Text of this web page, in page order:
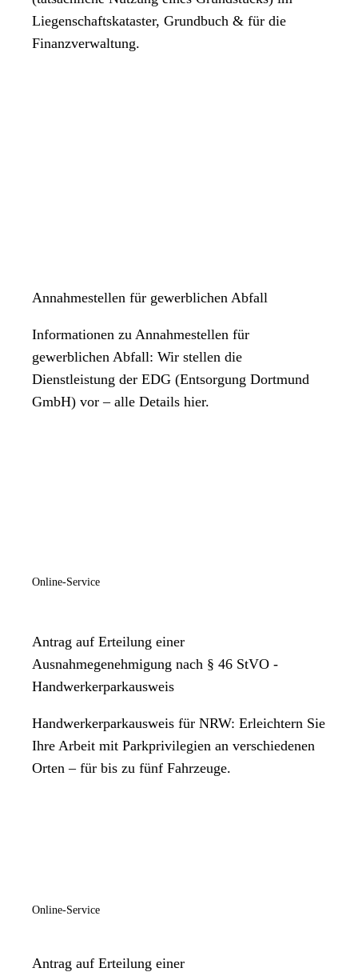
Liegenschaftskataster, Grundbuch & für die
Finanzverwaltung.
Annahmestellen für gewerblichen Abfall
Informationen zu Annahmestellen für
gewerblichen Abfall: Wir stellen die
Dienstleistung der EDG (Entsorgung Dortmund
GmbH) vor – alle Details hier.
Online-Service
Antrag auf Erteilung einer
Ausnahmegenehmigung nach § 46 StVO -
Handwerkerparkausweis
Handwerkerparkausweis für NRW: Erleichtern Sie
Ihre Arbeit mit Parkprivilegien an verschiedenen
Orten – für bis zu fünf Fahrzeuge.
Online-Service
Antrag auf Erteilung einer